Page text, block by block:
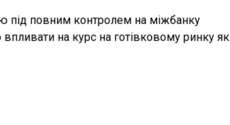
під повним контролем на міжбанку
на курс на готівковому ринку як